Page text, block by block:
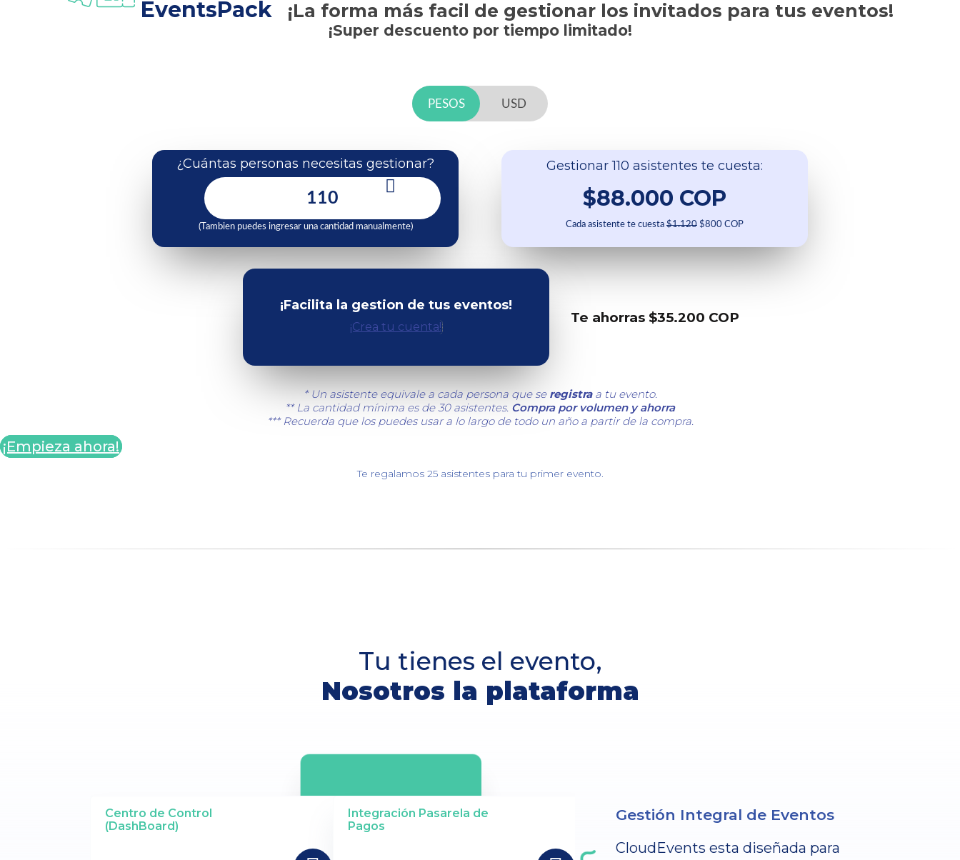
EventsPack ¡La forma más facil de gestionar los invitados para tus eventos!
¡Super descuento por tiempo limitado!
PESOS USD
¿Cuántas personas necesitas gestionar?
(Tambien puedes ingresar una cantidad manualmente)
Gestionar 110 asistentes te cuesta:
$88.000 COP
Cada asistente te cuesta $1.120 $800 COP
¡Facilita la gestion de tus eventos!
¡Crea tu cuenta!
Te ahorras $35.200 COP
* Un asistente equivale a cada persona que se registraa tu evento.
** La cantidad mínima es de 30 asistentes. Compra por volumen y ahorra
*** Recuerda que los puedes usar a lo largo de todo un año a partir de la compra.
¡Empieza ahora!
Te regalamos 25 asistentes para tu primer evento.
Tu tienes el evento,
Nosotros la plataforma
Centro de Control
(DashBoard)
Integración Pasarela de
Pagos
Gestión Integral de Eventos
CloudEvents esta diseñada para